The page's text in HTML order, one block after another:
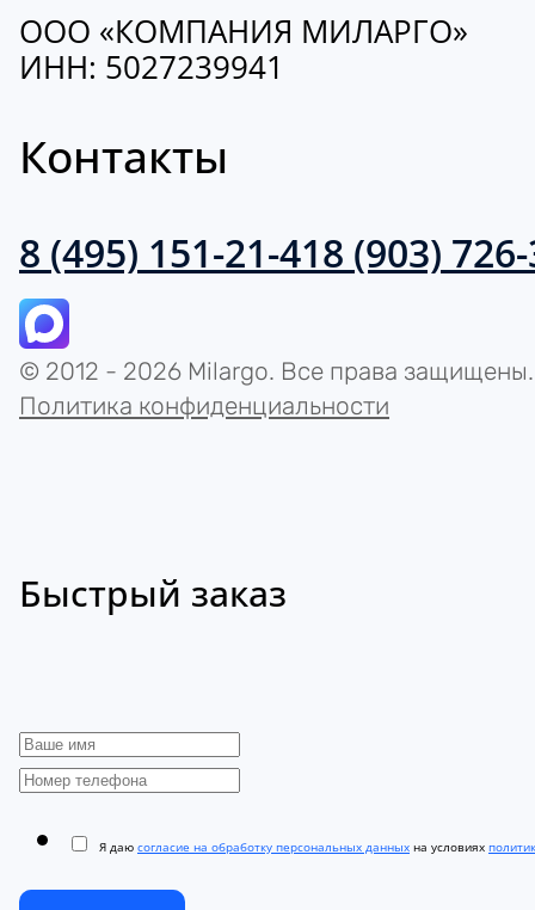
ООО «КОМПАНИЯ МИЛАРГО»
ИНН: 5027239941
Контакты
8 (495) 151-21-418 (903)
© 2012 - 2026 Milargo. Все права защищены.
Политика конфиденциальности
Быстрый заказ
Я даю согласие на обработку персональных данных на условиях